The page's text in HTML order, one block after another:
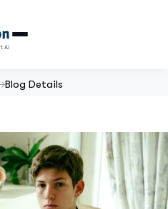
Blog Details